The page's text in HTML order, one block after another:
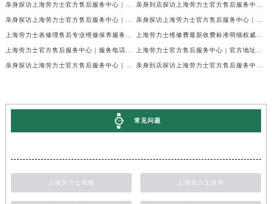
常见问题
上海劳力士维修 上海劳力士保养